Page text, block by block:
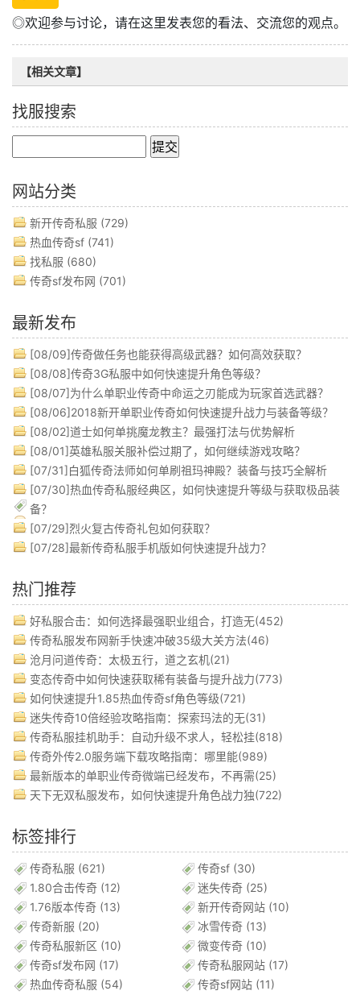
◎欢迎参与讨论，请在这里发表您的看法、交流您的观点。
【相关文章】
找服搜索
网站分类
新开传奇私服 (729)
热血传奇sf (741)
找私服 (680)
传奇sf发布网 (701)
最新发布
[08/09]传奇做任务也能获得高级武器？如何高效获取？
[08/08]传奇3G私服中如何快速提升角色等级？
[08/07]为什么单职业传奇中命运之刃能成为玩家首选武器？
[08/06]2018新开单职业传奇如何快速提升战力与装备等级？
[08/02]道士如何单挑魔龙教主？最强打法与优势解析
[08/01]英雄私服关服补偿过期了，如何继续游戏攻略？
[07/31]白狐传奇法师如何单刷祖玛神殿？装备与技巧全解析
[07/30]热血传奇私服经典区，如何快速提升等级与获取极品装
备？
[07/29]烈火复古传奇礼包如何获取？
[07/28]最新传奇私服手机版如何快速提升战力？
热门推荐
好私服合击：如何选择最强职业组合，打造无(452)
传奇私服发布网新手快速冲破35级大关方法(46)
沧月问道传奇：太极五行，道之玄机(21)
变态传奇中如何快速获取稀有装备与提升战力(773)
如何快速提升1.85热血传奇sf角色等级(721)
迷失传奇10倍经验攻略指南：探索玛法的无(31)
传奇私服挂机助手：自动升级不求人，轻松挂(818)
传奇外传2.0服务端下载攻略指南：哪里能(989)
最新版本的单职业传奇微端已经发布，不再需(25)
天下无双私服发布，如何快速提升角色战力独(722)
标签排行
传奇私服 (621) 传奇sf (30)
1.80合击传奇 (12) 迷失传奇 (25)
1.76版本传奇 (13) 新开传奇网站 (10)
传奇新服 (20) 冰雪传奇 (13)
传奇私服新区 (10) 微变传奇 (10)
传奇sf发布网 (17) 传奇私服网站 (17)
热血传奇私服 (54) 传奇sf网站 (11)